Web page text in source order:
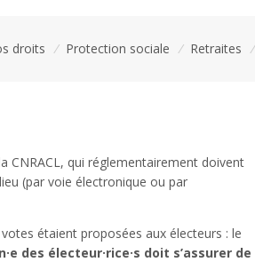
droits / Protection sociale / Retraites /
CNRACL, qui réglementairement doivent
(par voie électronique ou par
étaient proposées aux électeurs : le
des électeur·rice·s doit s’assurer de